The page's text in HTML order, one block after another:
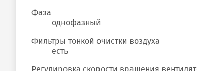
Фаза
однофазный
Фильтры тонкой очистки воздуха
есть